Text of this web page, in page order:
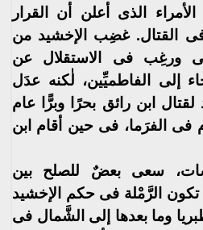
الذى أعلن أن القرار
القتال. غضِب الإخشيد من
ورغِب فى الاستقلال عن
إلى الفاطميِّين، لٰكنه عدَل
لقتال ابن رائق بحرًا وبرًّا عام
أقام فى الفرَما، فى حين أقام ابن
سعى بعضٌ للصلح بين
الرَّمْلة فى حكم الإخشيد
وما بعدها إلى الشَّمال فى